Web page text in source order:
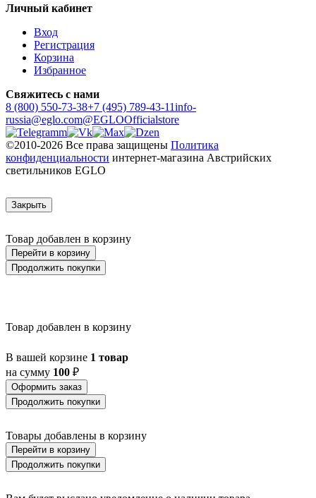
Личный кабинет
Вход
Регистрация
Корзина
Избранное
Свяжитесь с нами
8 (800) 550-73-38+7 (495) 789-43-11info-
russia@eglo.com@EGLOOfficialstore
©2010-2026 Все права защищены Политика
конфиденциальности интернет-магазина Австрийских
светильников EGLO
Закрыть
Товар добавлен в корзину
Перейти в корзину
Продолжить покупки
Товар добавлен в корзину
В вашей корзине 1 товар
на сумму 100 ₽
Оформить заказ
Продолжить покупки
Товары добавлены в корзину
Перейти в корзину
Продолжить покупки